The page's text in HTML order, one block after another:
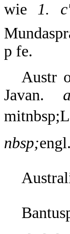
wie 1.
p fe.
Austr
Javan.
nbsp;engl.